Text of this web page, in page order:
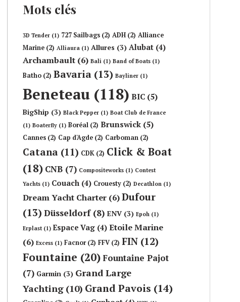
Mots clés
3D Tender (1) 727 Sailbags (2) ADH (2) Alliance
Marine (2) Alliaura (1) Allures (3) Alubat (4)
Archambault (6) Bali (1) Band of Boats (1)
Batho (2) Bavaria (13) Bayliner (1)
Beneteau (118) BIC (5)
BigShip (3) Black Pepper (1) Boat Club de France
(1) Boaterfly (1) Boréal (2) Brunswick (5)
Cannes (2) Cap d'Agde (2) Carboman (2)
Catana (11) CDK (2) Click & Boat
(18) CNB (7) Compositeworks (1) Contest
Yachts (1) Couach (4) Crouesty (2) Decathlon (1)
Dream Yacht Charter (6) Dufour
(13) Düsseldorf(8) ENV (3) Epoh (1)
Erplast(1) Espace Vag (4) Etoile Marine
(6) Excess (1) Facnor(2) FFV (2) FIN (12)
Fountaine (20)Fountaine Pajot
(7) Garmin (3) Grand Large
Yachting(10) Grand Pavois (14)